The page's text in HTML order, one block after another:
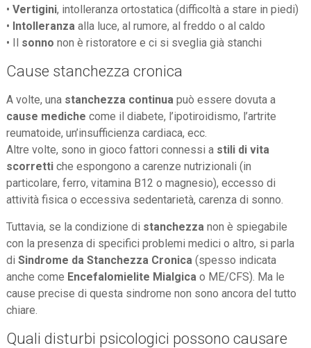
• Vertigini, intolleranza ortostatica (difficoltà a stare in piedi)
• Intolleranzaalla luce, al rumore, al freddo o al caldo
• Il sonno non è ristoratore e ci si sveglia già stanchi
Cause stanchezza cronica
A volte, una stanchezza continuapuò essere dovuta a
cause mediche come il diabete, l’ipotiroidismo, l’artrite
reumatoide, un’insufficienza cardiaca, ecc.
Altre volte, sono in gioco fattori connessi a stili di vita
scorrettiche espongono a carenze nutrizionali (in
particolare, ferro, vitamina B12 o magnesio), eccesso di
attività fisica o eccessiva sedentarietà, carenza di sonno.
Tuttavia, se la condizione di stanchezzanon è spiegabile
con la presenza di specifici problemi medici o altro, si parla
di Sindrome da Stanchezza Cronica(spesso indicata
anche come Encefalomielite Mialgicao ME/CFS). Ma le
cause precise di questa sindrome non sono ancora del tutto
chiare.
Quali disturbi psicologici possono causare